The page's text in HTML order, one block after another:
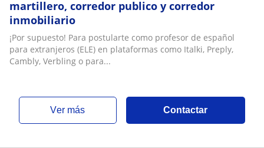
martillero, corredor publico y corredor
inmobiliario
¡Por supuesto! Para postularte como profesor de español
para extranjeros (ELE) en plataformas como Italki, Preply,
Cambly, Verbling o para...
ver más Contactar